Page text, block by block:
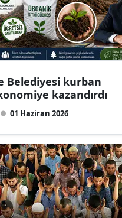
Çorum
Denizli
Diyarbakır
Edirne
Erzurum
Eskişehir
Gaziantep
Belediyesi kurban
kazandırdı
01 Haziran 2026